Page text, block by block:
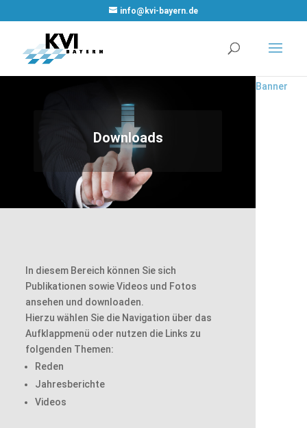
info@kvi-bayern.de
Downloads
In diesem Bereich können Sie sich
Publikationen sowie Videos und Fotos
ansehen und downloaden.
Hierzu wählen Sie die Navigation über das
Aufklappmenü oder nutzen die Links zu
folgenden Themen:
Reden
Jahresberichte
Videos
Cookie
Real
Banner